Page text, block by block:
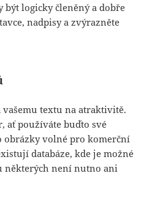
být logicky členěný a dobře
nadpisy a zvýrazněte
textu na atraktivitě.
ať používáte buďto své
obrázky volné pro komerční
databáze, kde je možné
některých není nutno ani